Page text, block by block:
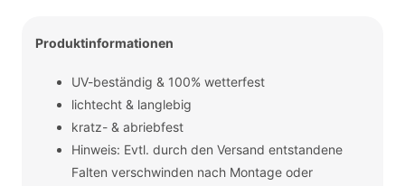
Produktinformationen
UV-beständig & 100% wetterfest
lichtecht & langlebig
kratz- & abriebfest
Hinweis: Evtl. durch den Versand entstandene
Falten verschwinden nach Montage oder